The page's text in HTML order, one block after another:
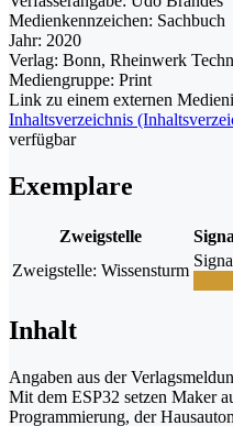
Medienkennzeichen: Sachbuch
Jahr: 2020
Verlag: Bonn, Rheinwerk
Mediengruppe: Print
Link zu einem externen
Inhaltsverzeichnis
verfügbar
Exemplare
Zweigstelle
Zweigstelle: Wissensturm
Inhalt
Angaben aus der
Mit dem ESP32 setzen Maker
Programmierung, der